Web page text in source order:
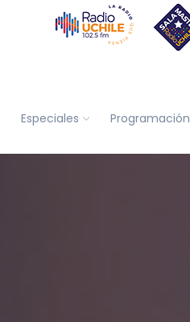
Especiales Programación